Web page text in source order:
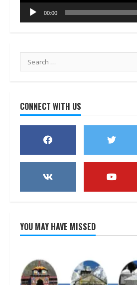
00:00
Search
for:
CONNECT WITH US
YOU MAY HAVE MISSED